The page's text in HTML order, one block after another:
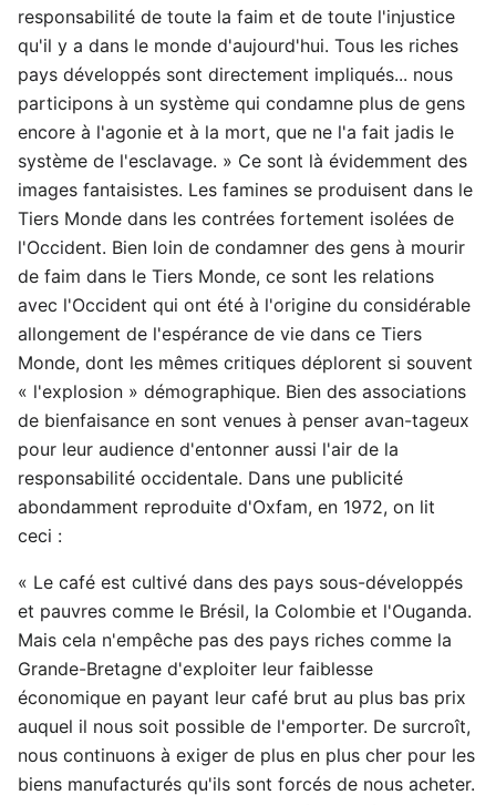
responsabilité de toute la faim et de toute l'injustice
qu'il y a dans le monde d'aujourd'hui. Tous les riches
pays développés sont directement impliqués... nous
participons à un système qui condamne plus de gens
encore à l'agonie et à la mort, que ne l'a fait jadis le
système de l'esclavage. » Ce sont là évidemment des
images fantaisistes. Les famines se produisent dans le
Tiers Monde dans les contrées fortement isolées de
l'Occident. Bien loin de condamner des gens à mourir
de faim dans le Tiers Monde, ce sont les relations
avec l'Occident qui ont été à l'origine du considérable
allongement de l'espérance de vie dans ce Tiers
Monde, dont les mêmes critiques déplorent si souvent
« l'explosion » démographique. Bien des associations
de bienfaisance en sont venues à penser avan-tageux
pour leur audience d'entonner aussi l'air de la
responsabilité occidentale. Dans une publicité
abondamment reproduite d'Oxfam, en 1972, on lit
ceci :
« Le café est cultivé dans des pays sous-développés
et pauvres comme le Brésil, la Colombie et l'Ouganda.
Mais cela n'empêche pas des pays riches comme la
Grande-Bretagne d'exploiter leur faiblesse
économique en payant leur café brut au plus bas prix
auquel il nous soit possible de l'emporter. De surcroît,
nous continuons à exiger de plus en plus cher pour les
biens manufacturés qu'ils sont forcés de nous acheter.